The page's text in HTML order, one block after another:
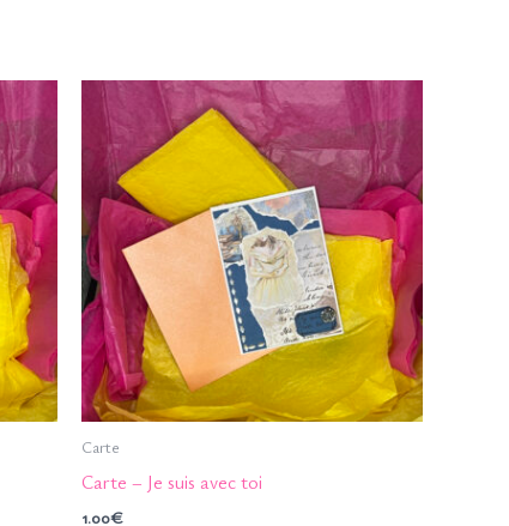
Carte
Carte – Je suis avec toi
1.00€